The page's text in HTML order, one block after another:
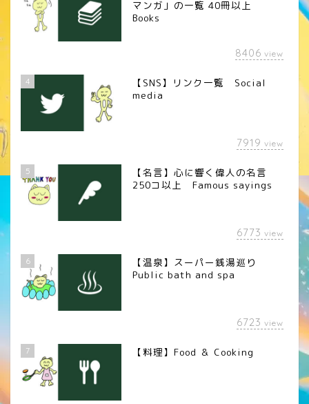
マンガ」の一覧 40冊以上
Books
8406 view
4
【SNS】リンク一覧 Social
media
7919 view
5
【名言】心に響く偉人の名言
250コ以上 Famous sayings
6773 view
6
【温泉】スーパー銭湯巡り
Public bath and spa
6723 view
7 【料理】Food ＆ Cooking